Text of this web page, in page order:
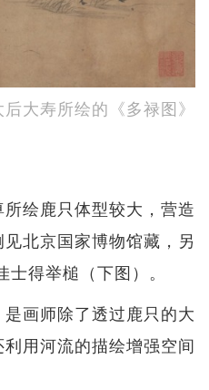
大寿所绘的《多禄图》
绘鹿只体型较大，营造
北京国家博物馆藏，另
得举槌（下图）。
画师除了透过鹿只的大
用河流的描绘增强空间